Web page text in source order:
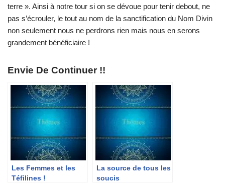
terre ». Ainsi à notre tour si on se dévoue pour tenir debout, ne
pas s’écrouler, le tout au nom de la sanctification du Nom Divin
non seulement nous ne perdrons rien mais nous en serons
grandement bénéficiaire !
Envie De Continuer !!
Les Femmes et les
Téfilines !
La source de tous les
soucis